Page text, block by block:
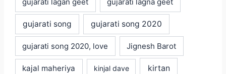
gujarati song gujarati song 2020
gujarati song 2020, love Jignesh Barot
kajal maheriya kinjal dave kirtan